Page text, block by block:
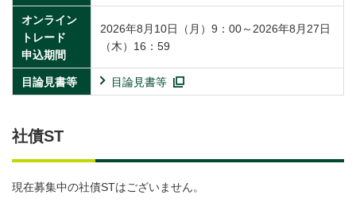
オンライン
トレード
申込期間
2026年8月10日（月）9：00～2026年8月27日
（木）16：59
目論見書等 目論見書等
社債ST
現在募集中の社債STはございません。